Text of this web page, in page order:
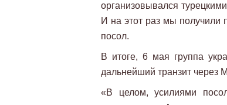
организовывался
И на этот раз мы получили
посол.
В итоге, 6 мая группа
дальнейший транзит через
«В целом, усилиями